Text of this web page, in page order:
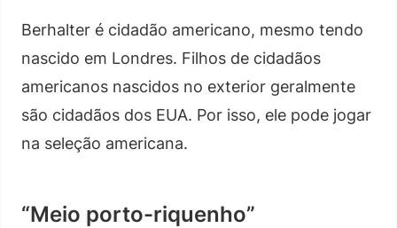
Berhalter é cidadão americano, mesmo tendo
nascido em Londres. Filhos de cidadãos
americanos nascidos no exterior geralmente
são cidadãos dos EUA. Por isso, ele pode jogar
na seleção americana.
“Meio porto-riquenho”